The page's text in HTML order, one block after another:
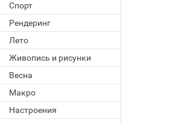
Спорт
Рендеринг
Лето
Живопись и рисунки
Весна
Макро
Настроения